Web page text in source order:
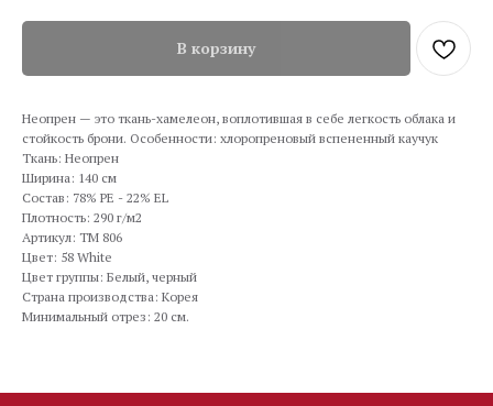
В корзину
Неопрен — это ткань-хамелеон, воплотившая в себе легкость облака и
стойкость брони. Особенности: хлоропреновый вспененный каучук
Ткань: Неопрен
Ширина: 140 см
Состав: 78% PE - 22% EL
Плотность: 290 г/м2
Артикул: TM 806
Цвет: 58 White
Цвет группы: Белый, черный
Страна производства: Корея
Минимальный отрез: 20 см.